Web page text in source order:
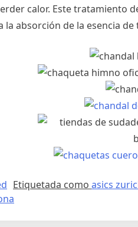
calor. Este tratamiento
la absorción de la esencia
Etiquetada como asics